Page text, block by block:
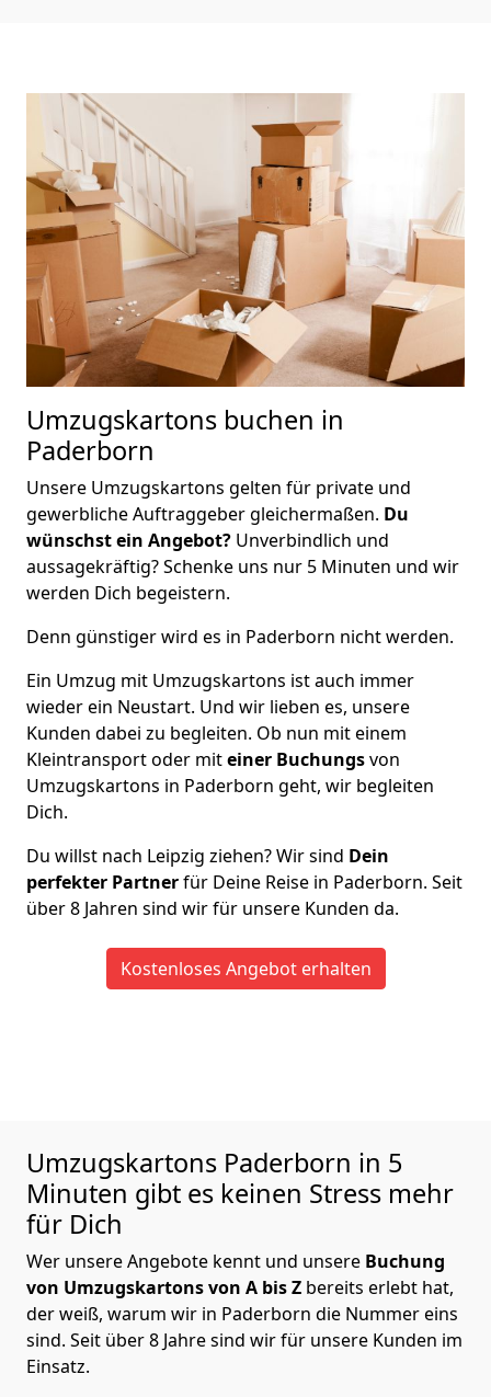
Umzugskartons buchen in
Paderborn
Unsere Umzugskartons gelten für private und
gewerbliche Auftraggeber gleichermaßen. Du
wünschst ein Angebot? Unverbindlich und
aussagekräftig? Schenke uns nur 5 Minuten und wir
werden Dich begeistern.
Denn günstiger wird es in Paderborn nicht werden.
Ein Umzug mit Umzugskartons ist auch immer
wieder ein Neustart. Und wir lieben es, unsere
Kunden dabei zu begleiten. Ob nun mit einem
Kleintransport oder miteiner Buchungsvon
Umzugskartons in Paderborn geht, wir begleiten
Dich.
Du willst nach Leipzig ziehen? Wir sind Dein
perfekter Partnerfür Deine Reise in Paderborn. Seit
über 8 Jahren sind wir für unsere Kunden da.
Kostenloses Angebot erhalten
Umzugskartons Paderborn in 5
Minuten gibt es keinen Stress mehr
für Dich
Wer unsere Angebote kennt und unsere Buchung
von Umzugskartons von A bis Z bereits erlebt hat,
der weiß, warum wir in Paderborn die Nummer eins
sind. Seit über 8 Jahre sind wir für unsere Kunden im
Einsatz.